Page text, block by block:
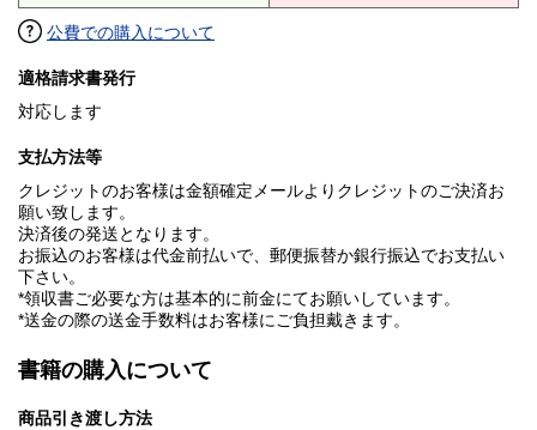
台湾海外在庫につき、納期は３週間ほどかかります。
公費での購入について
適格請求書発行
対応します
支払方法等
クレジットのお客様は金額確定メールよりクレジットのご決済お
願い致します。
決済後の発送となります。
お振込のお客様は代金前払いで、郵便振替か銀行振込でお支払い
下さい。
*領収書ご必要な方は基本的に前金にてお願いしています。
*送金の際の送金手数料はお客様にご負担戴きます。
書籍の購入について
商品引き渡し方法